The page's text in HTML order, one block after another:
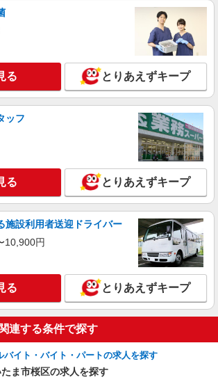
詳細を見る
2024410
＜与野本町駅＞元気も、プライベートも諦めな
い＊週3〜OK/看護助手
時給1600円〜2250円 ＜日払い有/週払い有/交
通費全支給(ガソリン代含む)＞
さいたま市桜区 交通費全額支給♪
詳細を見る
S-2080135
西浦和駅近く☆病院での看護助手♪週3日OKの
パートSTAFF◎
時給1550円〜2312円 ＜交通費全支給(ガソリ
ン代含む)＞
西浦和
詳細を見る
S-2022893
る とりあえずキープ
ッフ
る とりあえずキープ
施設利用者送迎ドライバー
10,900円
る とりあえずキープ
連する条件で探す
バイト・バイト・パートの求人を探す
ま市桜区の求人を探す